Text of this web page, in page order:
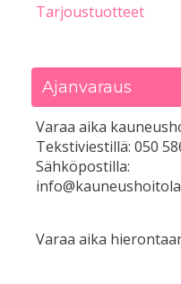
Tarjoustuotteet
Ajanvaraus
Varaa aika
Tekstiviestillä: 050
Sähköpostilla:
Varaa aika